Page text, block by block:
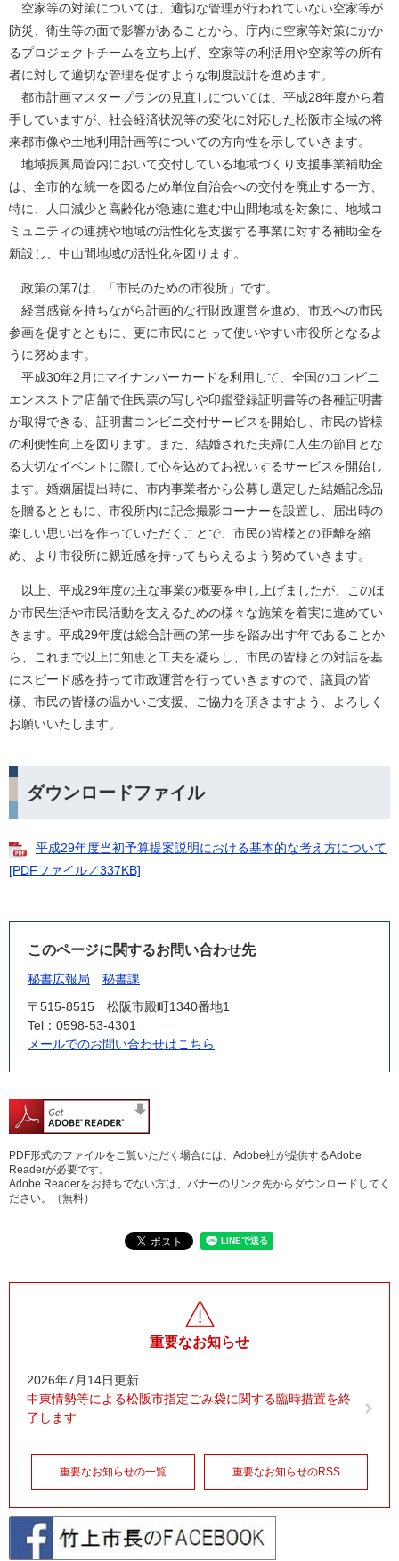
空家等の対策については、適切な管理が行われていない空家等が
防災、衛生等の面で影響があることから、庁内に空家等対策にかか
るプロジェクトチームを立ち上げ、空家等の利活用や空家等の所有
者に対して適切な管理を促すような制度設計を進めます。
都市計画マスタープランの見直しについては、平成28年度から着
手していますが、社会経済状況等の変化に対応した松阪市全域の将
来都市像や土地利用計画等についての方向性を示していきます。
地域振興局管内において交付している地域づくり支援事業補助金
は、全市的な統一を図るため単位自治会への交付を廃止する一方、
特に、人口減少と高齢化が急速に進む中山間地域を対象に、地域コ
ミュニティの連携や地域の活性化を支援する事業に対する補助金を
新設し、中山間地域の活性化を図ります。
政策の第7は、「市民のための市役所」です。
経営感覚を持ちながら計画的な行財政運営を進め、市政への市民
参画を促すとともに、更に市民にとって使いやすい市役所となるよ
うに努めます。
平成30年2月にマイナンバーカードを利用して、全国のコンビニ
エンスストア店舗で住民票の写しや印鑑登録証明書等の各種証明書
が取得できる、証明書コンビニ交付サービスを開始し、市民の皆様
の利便性向上を図ります。また、結婚された夫婦に人生の節目とな
る大切なイベントに際して心を込めてお祝いするサービスを開始し
ます。婚姻届提出時に、市内事業者から公募し選定した結婚記念品
を贈るとともに、市役所内に記念撮影コーナーを設置し、届出時の
楽しい思い出を作っていただくことで、市民の皆様との距離を縮
め、より市役所に親近感を持ってもらえるよう努めていきます。
以上、平成29年度の主な事業の概要を申し上げましたが、このほ
か市民生活や市民活動を支えるための様々な施策を着実に進めてい
きます。平成29年度は総合計画の第一歩を踏み出す年であることか
ら、これまで以上に知恵と工夫を凝らし、市民の皆様との対話を基
にスピード感を持って市政運営を行っていきますので、議員の皆
様、市民の皆様の温かいご支援、ご協力を頂きますよう、よろしく
お願いいたします。
ダウンロードファイル
平成29年度当初予算提案説明における基本的な考え方について
[PDFファイル／337KB]
このページに関するお問い合わせ先
秘書広報局
秘書課
〒515-8515
松阪市殿町1340番地1
Tel：0598-53-4301
メールでのお問い合わせはこちら
PDF形式のファイルをご覧いただく場合には、Adobe社が提供するAdobe
Readerが必要です。
Adobe Readerをお持ちでない方は、バナーのリンク先からダウンロードしてく
ださい。（無料）
重要なお知らせ
2026年7月14日更新
中東情勢等による松阪市指定ごみ袋に関する臨時措置を終
了します
重要なお知らせの一覧 重要なお知らせのRSS